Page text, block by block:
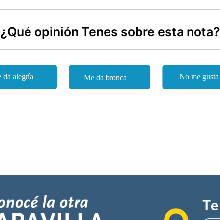
¿Qué opinión Tenes sobre esta nota?